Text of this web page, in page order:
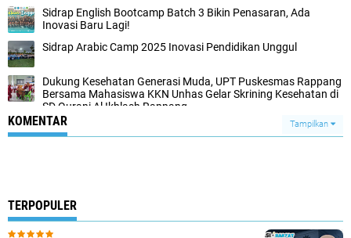
Sidrap English Bootcamp Batch 3 Bikin Penasaran, Ada
Inovasi Baru Lagi!
Sidrap Arabic Camp 2025 Inovasi Pendidikan Unggul
Dukung Kesehatan Generasi Muda, UPT Puskesmas Rappang
Bersama Mahasiswa KKN Unhas Gelar Skrining Kesehatan di
SD Qurani Al Ikhlash Rappang
KOMENTAR Tampilkan
TERPOPULER